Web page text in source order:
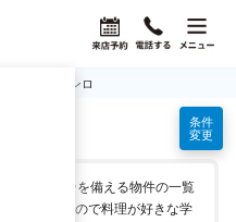
2口コンロ
るキッチンを備える物件の一覧
ョンが多いので料理が好きな学
条件
変更